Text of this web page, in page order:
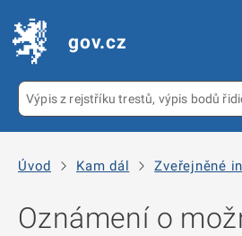
gov.cz
Úvod Kam dál Zveřejněné
Oznámení o